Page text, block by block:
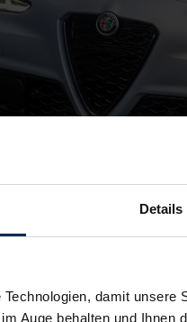
Details
damit
Auge behalten und Ihnen